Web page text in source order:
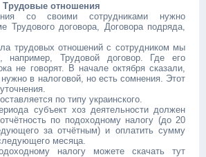
Трудовые отношения
со своими сотрудниками нужно
Трудового договора, Договора подряда,
трудовых отношений с сотрудником мы
например, Трудовой договор. Где его
не говорят. В начале октября сказали,
нужно в налоговой, но есть сомнения. Этот
по типу украинского.
субъект хоз деятельности должен
по подоходному налогу (до 20
за отчётным) и оплатить сумму
месяца.
налогу можете скачать тут